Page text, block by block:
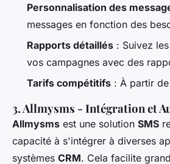
Personnalisation des
messages en fonction des
Rapports détaillés : Suivez
vos campagnes avec des
Tarifs compétitifs : À partir
3. Allmysms - Intégration et
Allmysms est une solution SMS
capacité à s'intégrer à diverses
systèmes CRM. Cela facilite